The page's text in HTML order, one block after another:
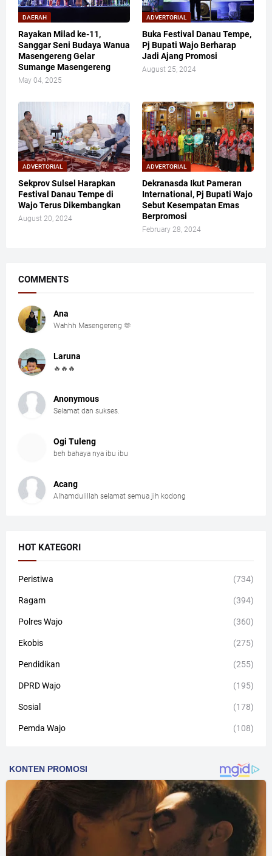
DAERAH
Rayakan Milad ke-11,
Sanggar Seni Budaya Wanua
Masengereng Gelar
Sumange Masengereng
May 04, 2025
ADVERTORIAL
Buka Festival Danau Tempe,
Pj Bupati Wajo Berharap
Jadi Ajang Promosi
August 25, 2024
ADVERTORIAL
Sekprov Sulsel Harapkan
Festival Danau Tempe di
Wajo Terus Dikembangkan
August 20, 2024
ADVERTORIAL
Dekranasda Ikut Pameran
International, Pj Bupati Wajo
Sebut Kesempatan Emas
Berpromosi
February 28, 2024
COMMENTS
Ana
Wahhh Masengereng 🫶
Laruna
🔥🔥🔥
Anonymous
Selamat dan sukses.
Ogi Tuleng
beh bahaya nya ibu ibu
Acang
Alhamdulillah selamat semua jih kodong
HOT KATEGORI
Peristiwa (734)
Ragam (394)
Polres Wajo (360)
Ekobis (275)
Pendidikan (255)
DPRD Wajo (195)
Sosial (178)
Pemda Wajo (108)